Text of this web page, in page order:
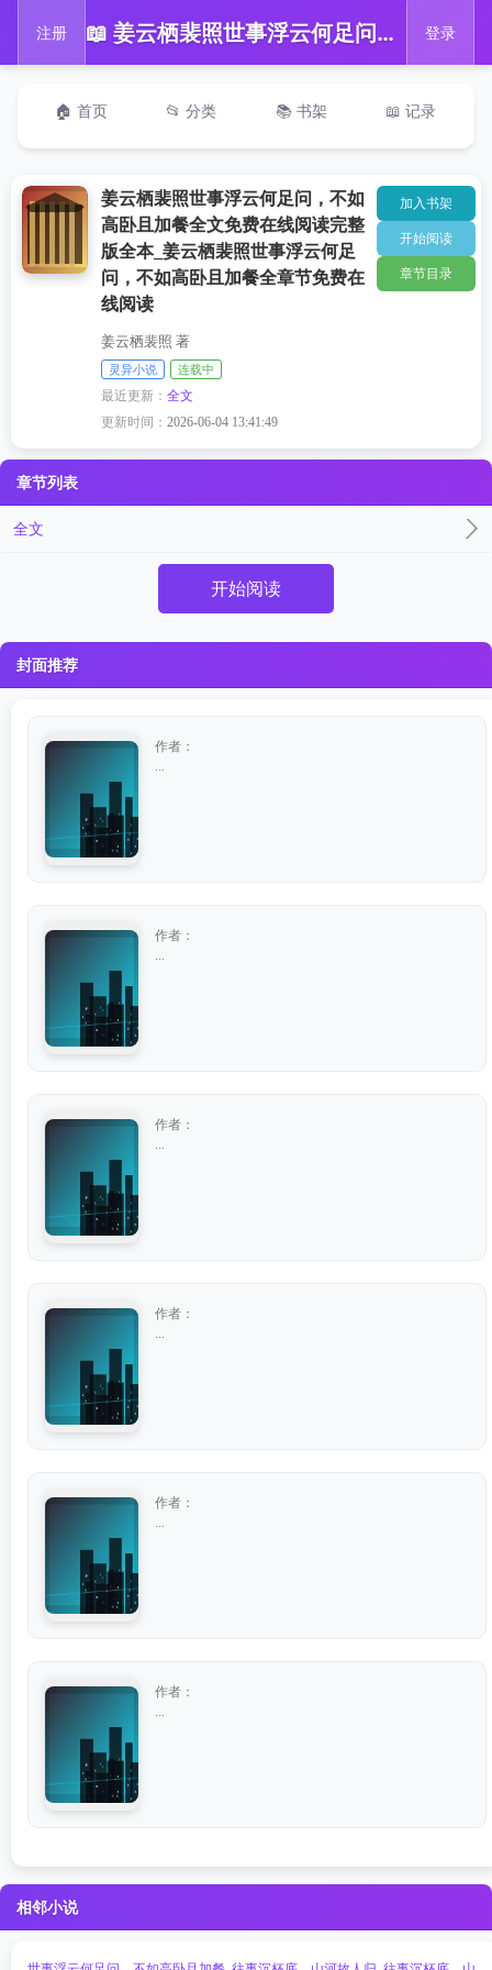
注册 📖 姜云栖裴照世事浮云何足问，不如高卧且加餐全文免费在线阅读完整版全本_姜云栖裴照世事浮云何足问，不如高卧且加餐全章节免费在线阅读 登录
🏠 首页 📂 分类 📚 书架 📖 记录
姜云栖裴照世事浮云何足问，不如
高卧且加餐全文免费在线阅读完整
版全本_姜云栖裴照世事浮云何足
问，不如高卧且加餐全章节免费在
线阅读
姜云栖裴照 著
灵异小说 连载中
最近更新：全文
更新时间：2026-06-04 13:41:49
加入书架
开始阅读
章节目录
章节列表
全文
开始阅读
封面推荐
作者：
作者：
作者：
作者：
作者：
作者：
相邻小说